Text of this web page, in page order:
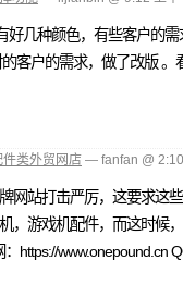
几种颜色，有些客户的
客户的需求，做了改版
件类外贸网店 — fanfan @
网站打击严厉，这要求
，游戏机配件，而这时
https://www.onepound.cn